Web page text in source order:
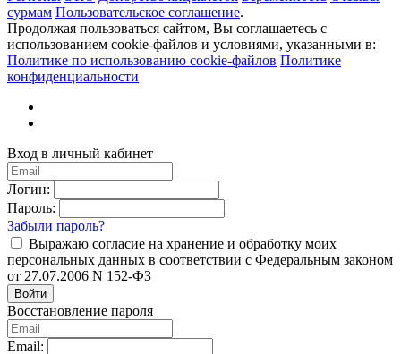
сурмам Пользовательское соглашение.
Продолжая пользоваться сайтом, Вы соглашаетесь с
использованием cookie-файлов и условиями, указанными в:
Политике по использованию cookie-файлов Политике
конфиденциальности
Вход в личный кабинет
Логин:
Пароль:
Забыли пароль?
Выражаю согласие на хранение и обработку моих
персональных данных в соответствии с Федеральным законом
от 27.07.2006 N 152-ФЗ
Войти
Восстановление пароля
Email: